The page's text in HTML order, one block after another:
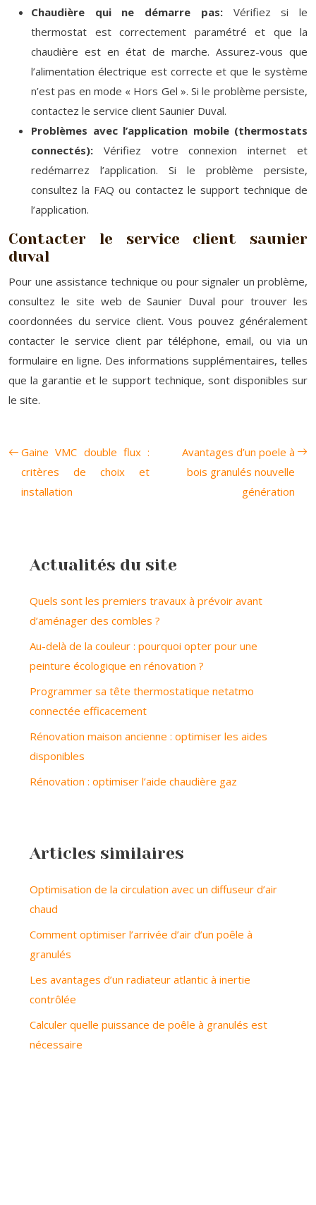
Chaudière qui ne démarre pas: Vérifiez si le
thermostat est correctement paramétré et que la
chaudière est en état de marche. Assurez-vous que
l’alimentation électrique est correcte et que le système
n’est pas en mode « Hors Gel ». Si le problème persiste,
contactez le service client Saunier Duval.
Problèmes avec l’application mobile (thermostats
connectés): Vérifiez votre connexion internet et
redémarrez l’application. Si le problème persiste,
consultez la FAQ ou contactez le support technique de
l’application.
Contacter le service client saunier
duval
Pour une assistance technique ou pour signaler un problème,
consultez le site web de Saunier Duval pour trouver les
coordonnées du service client. Vous pouvez généralement
contacter le service client par téléphone, email, ou via un
formulaire en ligne. Des informations supplémentaires, telles
que la garantie et le support technique, sont disponibles sur
le site.
Gaine VMC double flux :
critères de choix et
installation
Avantages d’un poele à
bois granulés nouvelle
génération
Actualités du site
Quels sont les premiers travaux à prévoir avant
d’aménager des combles ?
Au-delà de la couleur : pourquoi opter pour une
peinture écologique en rénovation ?
Programmer sa tête thermostatique netatmo
connectée efficacement
Rénovation maison ancienne : optimiser les aides
disponibles
Rénovation : optimiser l’aide chaudière gaz
Articles similaires
Optimisation de la circulation avec un diffuseur d’air
chaud
Comment optimiser l’arrivée d’air d’un poêle à
granulés
Les avantages d’un radiateur atlantic à inertie
contrôlée
Calculer quelle puissance de poêle à granulés est
nécessaire